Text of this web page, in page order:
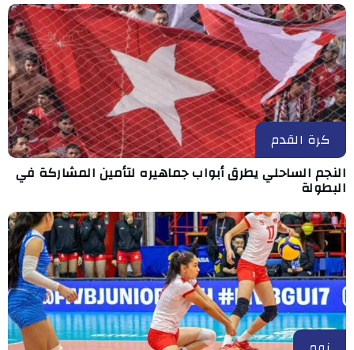
كرة القدم
النجم الساحلي يطرق أبواب جماهيره لتأمين المشاركة في
البطولة